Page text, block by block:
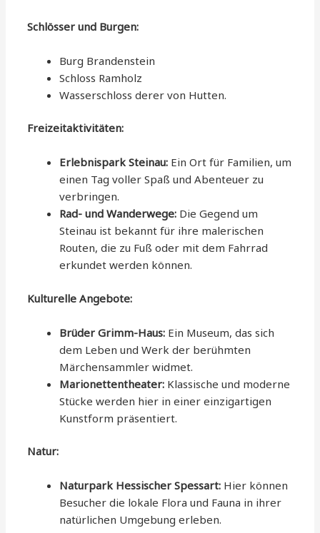
Schlösser und Burgen:
Burg Brandenstein
Schloss Ramholz
Wasserschloss derer von Hutten.
Freizeitaktivitäten:
Erlebnispark Steinau: Ein Ort für Familien, um
einen Tag voller Spaß und Abenteuer zu
verbringen.
Rad- und Wanderwege: Die Gegend um
Steinau ist bekannt für ihre malerischen
Routen, die zu Fuß oder mit dem Fahrrad
erkundet werden können.
Kulturelle Angebote:
Brüder Grimm-Haus: Ein Museum, das sich
dem Leben und Werk der berühmten
Märchensammler widmet.
Marionettentheater: Klassische und moderne
Stücke werden hier in einer einzigartigen
Kunstform präsentiert.
Natur:
Naturpark Hessischer Spessart: Hier können
Besucher die lokale Flora und Fauna in ihrer
natürlichen Umgebung erleben.